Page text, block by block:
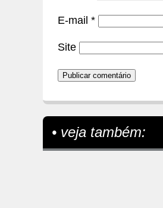
E-mail *
Site
• veja também: